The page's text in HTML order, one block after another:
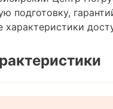
подготовку,
характеристики